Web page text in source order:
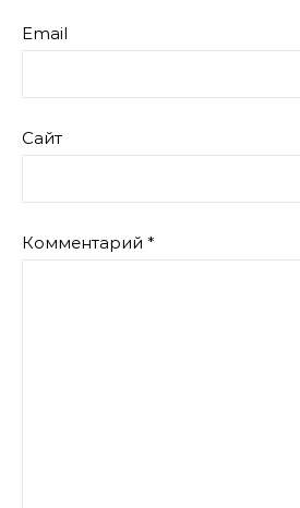
Email
Сайт
Комментарий *